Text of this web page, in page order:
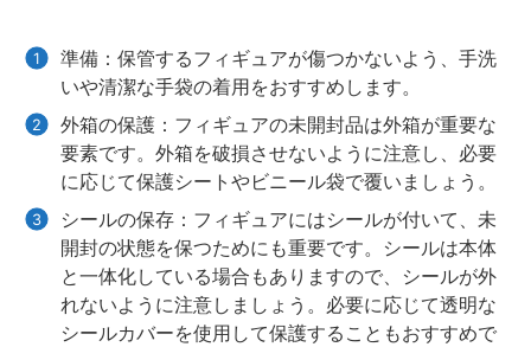
準備：保管するフィギュアが傷つかないよう、手洗
いや清潔な手袋の着用をおすすめします。
外箱の保護：フィギュアの未開封品は外箱が重要な
要素です。外箱を破損させないように注意し、必要
に応じて保護シートやビニール袋で覆いましょう。
シールの保存：フィギュアにはシールが付いて、未
開封の状態を保つためにも重要です。シールは本体
と一体化している場合もありますので、シールが外
れないように注意しましょう。必要に応じて透明な
シールカバーを使用して保護することもおすすめで